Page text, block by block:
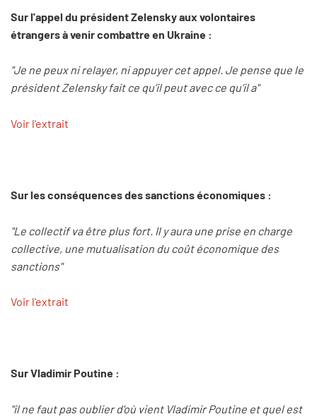
Sur l'appel du président Zelensky aux volontaires
étrangers à venir combattre en Ukraine :
"Je ne peux ni relayer, ni appuyer cet appel. Je pense que le
président Zelensky fait ce qu’il peut avec ce qu’il a"
Voir l'extrait
Sur les conséquences des sanctions économiques :
"Le collectif va être plus fort. Il y aura une prise en charge
collective, une mutualisation du coût économique des
sanctions"
Voir l'extrait
Sur Vladimir Poutine :
"il ne faut pas oublier d'où vient Vladimir Poutine et quel est